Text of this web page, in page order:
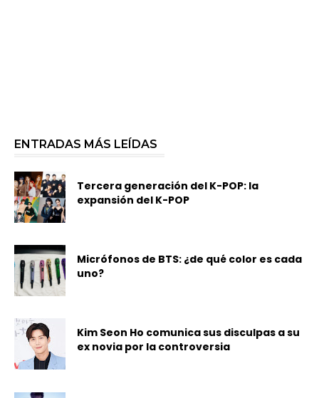
ENTRADAS MÁS LEÍDAS
Tercera generación del K-POP: la
expansión del K-POP
Micrófonos de BTS: ¿de qué color es cada
uno?
Kim Seon Ho comunica sus disculpas a su
ex novia por la controversia